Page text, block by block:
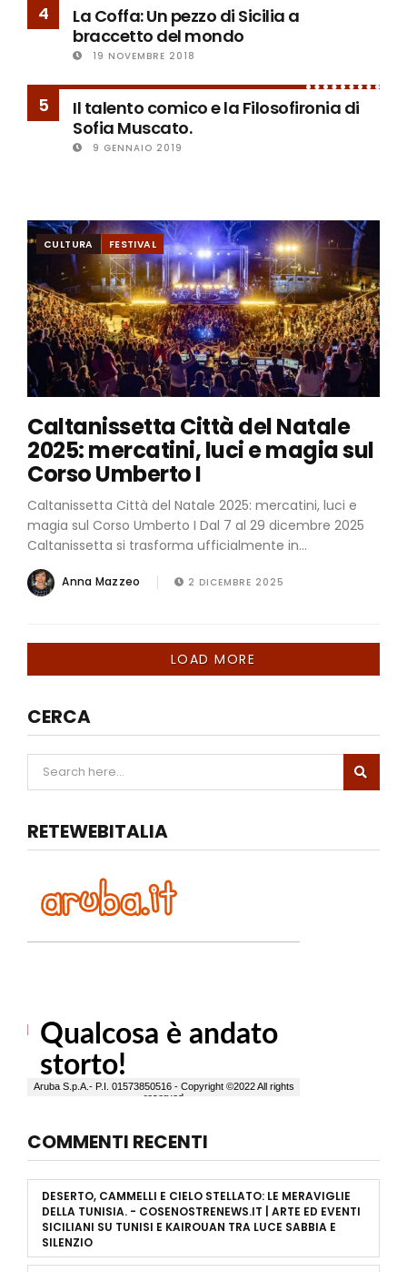
4
La Coffa: Un pezzo di Sicilia a
braccetto del mondo
19 NOVEMBRE 2018
5
Il talento comico e la Filosofironia di
Sofia Muscato.
9 GENNAIO 2019
CULTURA FESTIVAL
Caltanissetta Città del Natale
2025: mercatini, luci e magia sul
Corso Umberto I
Caltanissetta Città del Natale 2025: mercatini, luci e
magia sul Corso Umberto I Dal 7 al 29 dicembre 2025
Caltanissetta si trasforma ufficialmente in...
Anna Mazzeo 2 DICEMBRE 2025
LOAD MORE
CERCA
RETEWEBITALIA
COMMENTI RECENTI
DESERTO, CAMMELLI E CIELO STELLATO: LE MERAVIGLIE
DELLA TUNISIA. - COSENOSTRENEWS.IT | ARTE ED EVENTI
SICILIANI SU TUNISI E KAIROUAN TRA LUCE SABBIA E
SILENZIO